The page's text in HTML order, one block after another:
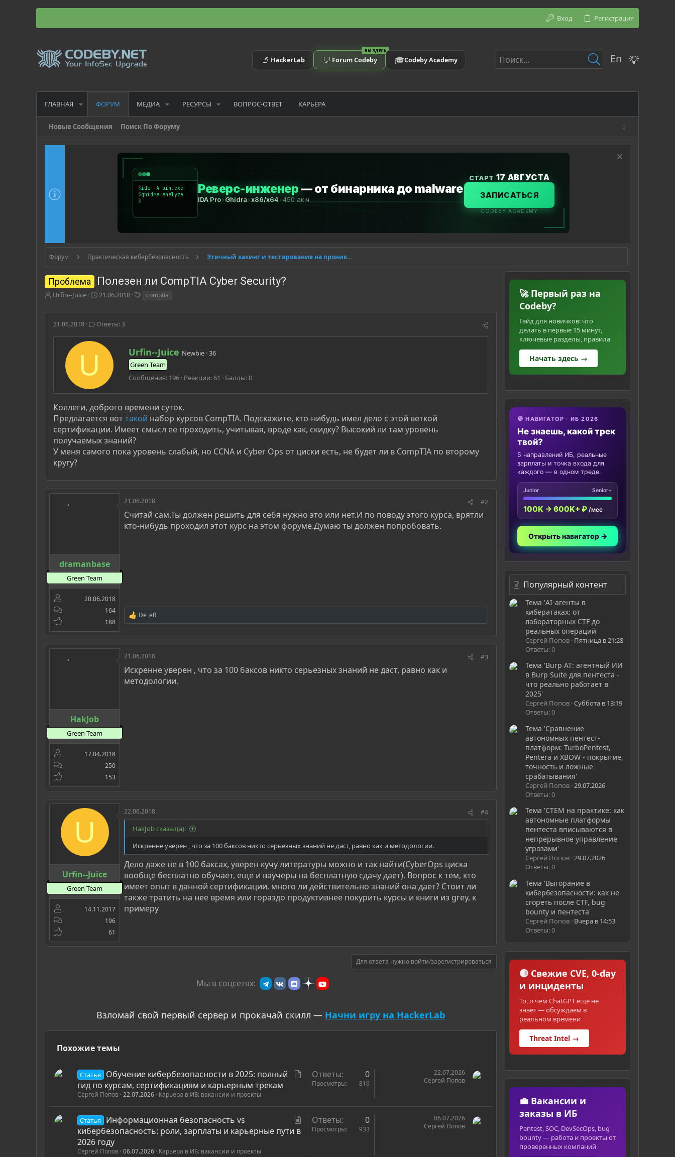
Вход Регистрация
🔬 HackerLab
ВЫ ЗДЕСЬ
💬 Forum Codeby 🎓Codeby Academy En
ГЛАВНАЯ ФОРУМ МЕДИА РЕСУРСЫ ВОПРОС-ОТВЕТ КАРЬЕРА
Новые Сообщения Поиск По Форуму
Форум Практическая кибербезопасность Этичный хакинг и тестирование на проникновение
Проблема Полезен ли CompTIA Cyber Security?
А
т
о
т
Urfin--Juice
Д
т
а
а
21.06.2018
г
comptia
21.06.2018 Ответы: 3
U
А
в
т
о
Urfin--Juice Newbie ·36
Green Team
Сообщения 196 Реакции 61 Баллы 0
Коллеги, доброго времени суток.
Предлагается воттакой набор курсов CompTIA. Подскажите, кто-нибудь имел дело с этой веткой
сертификации. Имеет смысл ее проходить, учитывая, вроде как, скидку? Высокий ли там уровень
получаемых знаний?
У меня самого пока уровень слабый, но CCNA и Cyber Ops от циски есть, не будет ли в CompTIA по второму
кругу?
dramanbase
Green Team
20.06.2018
164
188
21.06.2018 #2
Считай сам.Ты должен решить для себя нужно это или нет.И по поводу этого курса, врятли
кто-нибудь проходил этот курс на этом форуме.Думаю ты должен попробовать.
Р
е
а
к
и
и
:
De_eR
HakJob
Green Team
17.04.2018
250
153
21.06.2018 #3
Искренне уверен , что за 100 баксов никто серьезных знаний не даст, равно как и
методологии.
U
Urfin--Juice
Green Team
14.11.2017
196
61
22.06.2018 #4
HakJob сказал(а):
Искренне уверен , что за 100 баксов никто серьезных знаний не даст, равно как и методологии.
Дело даже не в 100 баксах, уверен кучу литературы можно и так найти(CyberOps циска
вообще бесплатно обучает, еще и ваучеры на бесплатную сдачу дает). Вопрос к тем, кто
имеет опыт в данной сертификации, много ли действительно знаний она дает? Стоит ли
также тратить на нее время или гораздо продуктивнее покурить курсы и книги из grey, к
примеру
Для ответа нужно войти/зарегистрироваться
Мы в соцсетях:
Взломай свой первый сервер и прокачай скилл — Начни игру на HackerLab
Похожие темы
т
Статья
Обучение кибербезопасности в 2025: полный
гид по курсам, сертификациям и карьерным трекам
Сергей Попов 22.07.2026 Карьера в ИБ: вакансии и проекты
Ответы 0
Просмотры 816
22.07.2026
Сергей Попов
Статья
Информационная безопасность vs
кибербезопасность: роли, зарплаты и карьерные пути в
2026 году
Сергей Попов 06.07.2026 Карьера в ИБ: вакансии и проекты
Ответы 0
Просмотры 933
06.07.2026
Сергей Попов
🚀 Первый раз на
Codeby?
Гайд для новичков: что
делать в первые 15 минут,
ключевые разделы, правила
Начать здесь →
🧭 НАВИГАТОР · ИБ 2026
Не знаешь, какой трек
твой?
5 направлений ИБ, реальные
зарплаты и точка входа для
каждого — в одном треде.
Junior Senior+
100K → 600K+ ₽ /мес
Открыть навигатор →
Популярный контент
Тема 'AI-агенты в
кибератаках: от
лабораторных CTF до
реальных операций'
Сергей Попов Пятница в 21:28
Ответы: 0
Тема 'Burp AT: агентный ИИ
в Burp Suite для пентеста -
что реально работает в
2025'
Сергей Попов Суббота в 13:19
Ответы: 0
Тема 'Сравнение
автономных пентест-
платформ: TurboPentest,
Pentera и XBOW - покрытие,
точность и ложные
срабатывания'
Сергей Попов 29.07.2026
Ответы: 0
Тема 'CTEM на практике: как
автономные платформы
пентеста вписываются в
непрерывное управление
угрозами'
Сергей Попов 29.07.2026
Ответы: 0
Тема 'Выгорание в
кибербезопасности: как не
сгореть после CTF, bug
bounty и пентеста'
Сергей Попов Вчера в 14:53
Ответы: 0
🔴 Свежие CVE, 0-day
и инциденты
То, о чём ChatGPT ещё не
знает — обсуждаем в
реальном времени
Threat Intel →
💼 Вакансии и
заказы в ИБ
Pentest, SOC, DevSecOps, bug
bounty — работа и проекты от
проверенных компаний